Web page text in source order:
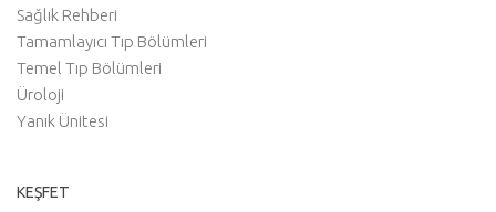
Sağlık Rehberi
Tamamlayıcı Tıp Bölümleri
Temel Tıp Bölümleri
Üroloji
Yanık Ünitesi
KEŞFET